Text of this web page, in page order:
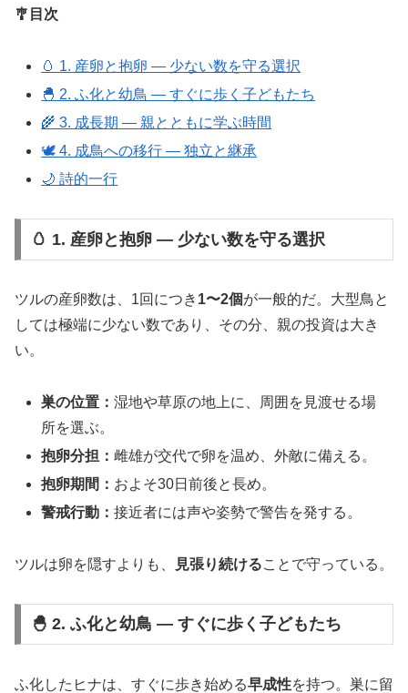
🎐目次
🥚 1. 産卵と抱卵 ― 少ない数を守る選択
🐣 2. ふ化と幼鳥 ― すぐに歩く子どもたち
🌾 3. 成長期 ― 親とともに学ぶ時間
🕊️ 4. 成鳥への移行 ― 独立と継承
🌙 詩的一行
🥚 1. 産卵と抱卵 ― 少ない数を守る選択
ツルの産卵数は、1回につき 1〜2個が一般的だ。大型鳥と
しては極端に少ない数であり、その分、親の投資は大き
い。
巣の位置：湿地や草原の地上に、周囲を見渡せる場
所を選ぶ。
抱卵分担：雌雄が交代で卵を温め、外敵に備える。
抱卵期間： およそ30日前後と長め。
警戒行動：接近者には声や姿勢で警告を発する。
ツルは卵を隠すよりも、 見張り続けることで守っている。
🐣 2. ふ化と幼鳥 ― すぐに歩く子どもたち
ふ化したヒナは、すぐに歩き始める早成性を持つ。巣に留